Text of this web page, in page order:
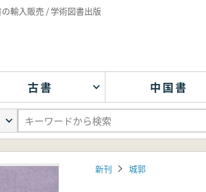
輸入販売 / 学術図書出版
古書 中国書
新刊 城郭